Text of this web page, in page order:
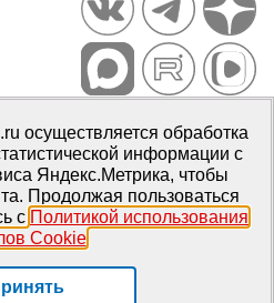
PsyJournals.ru, 2007–2026
Эл № ФС77-66447 от 14 июля
осуществляется обработка
информации с
Яндекс.Метрика, чтобы
Продолжая пользоваться
с Политикой использования
Cookie.